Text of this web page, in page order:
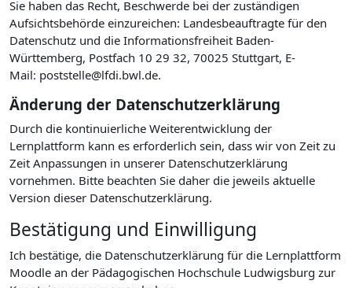
Sie haben das Recht, Beschwerde bei der zuständigen
Aufsichtsbehörde einzureichen: Landesbeauftragte für den
Datenschutz und die Informationsfreiheit Baden-
Württemberg, Postfach 10 29 32, 70025 Stuttgart, E-
Mail: poststelle@lfdi.bwl.de.
Änderung der Datenschutzerklärung
Durch die kontinuierliche Weiterentwicklung der
Lernplattform kann es erforderlich sein, dass wir von Zeit zu
Zeit Anpassungen in unserer Datenschutzerklärung
vornehmen. Bitte beachten Sie daher die jeweils aktuelle
Version dieser Datenschutzerklärung.
Bestätigung und Einwilligung
Ich bestätige, die Datenschutzerklärung für die Lernplattform
Moodle an der Pädagogischen Hochschule Ludwigsburg zur